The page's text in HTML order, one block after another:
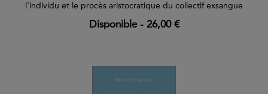
l'individu et le procès aristocratique du collectif exsangue
Disponible- 26,00 €